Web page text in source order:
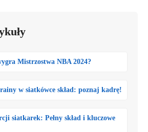
Mistrzostwa NBA 2024?
w siatkówce skład: poznaj kadrę!
siatkarek: Pełny skład i kluczowe